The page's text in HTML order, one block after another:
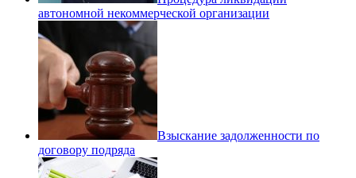
автономной некоммерческой организации
Взыскание задолженности по
договору подряда